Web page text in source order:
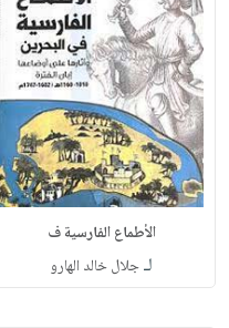
الأطماع الفارسية ف
لـجلال خالد الهارو